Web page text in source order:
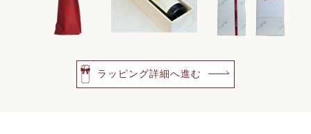
ラッピング詳細へ進む